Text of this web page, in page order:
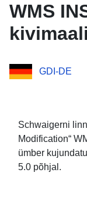
WMS
GDI-DE
Schwaigerni
Modification“
ümber
5.0 põhjal.